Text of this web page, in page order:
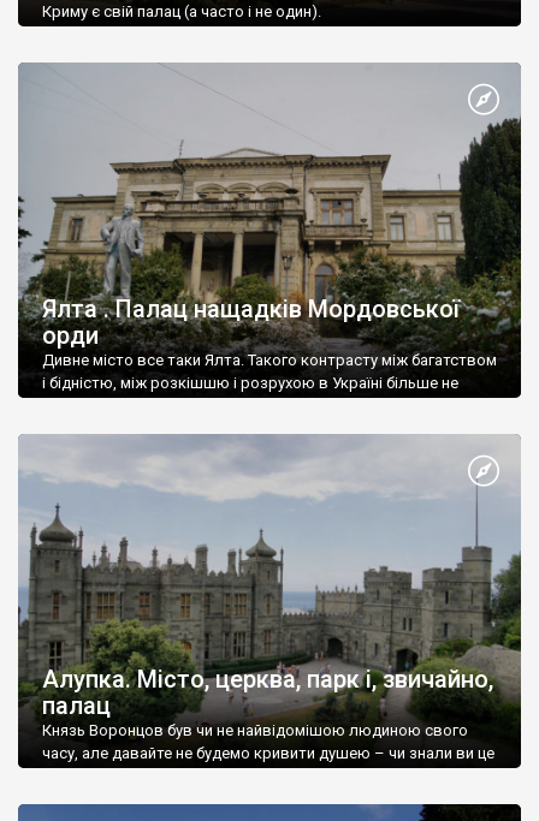
Криму є свій палац (а часто і не один).
Ялта . Палац нащадків Мордовської
орди
Дивне місто все таки Ялта. Такого контрасту між багатством
і бідністю, між розкішшю і розрухою в Україні більше не
Алупка. Місто, церква, парк і, звичайно,
палац
Князь Воронцов був чи не найвідомішою людиною свого
часу, але давайте не будемо кривити душею – чи знали ви це